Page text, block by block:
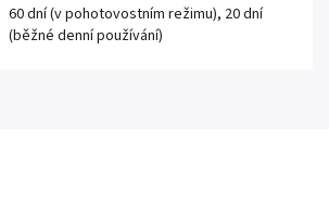
60 dní (v pohotovostním režimu), 20 dní
(běžné denní používání)